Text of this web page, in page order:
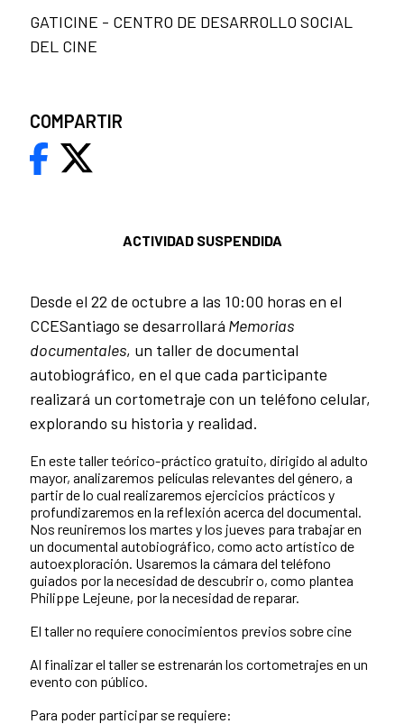
ACTIVIDAD SUSPENDIDA
Desde el 22 de octubre a las 10:00 horas en el
CCESantiago se desarrollará Memorias
documentales, un taller de documental
autobiográfico, en el que cada participante
realizará un cortometraje con un teléfono celular,
explorando su historia y realidad.
En este taller teórico-práctico gratuito, dirigido al adulto
mayor, analizaremos películas relevantes del género, a
partir de lo cual realizaremos ejercicios prácticos y
profundizaremos en la reflexión acerca del documental.
Nos reuniremos los martes y los jueves para trabajar en
un documental autobiográfico, como acto artístico de
autoexploración. Usaremos la cámara del teléfono
guiados por la necesidad de descubrir o, como plantea
Philippe Lejeune, por la necesidad de reparar.
El taller no requiere conocimientos previos sobre cine
Al finalizar el taller se estrenarán los cortometrajes en un
evento con público.
Para poder participar se requiere:
GATICINE - CENTRO DE DESARROLLO SOCIAL
DEL CINE
COMPARTIR